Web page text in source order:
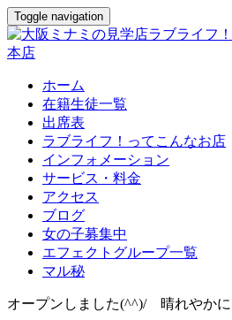
Toggle navigation
ホーム
在籍生徒一覧
出席表
ラブライフ！ってこんなお店
インフォメーション
サービス・料金
アクセス
ブログ
女の子募集中
エフェクトグループ一覧
マル秘
オープンしました(^^)/ 晴れやかに